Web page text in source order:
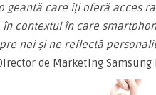
geantă care îți oferă acces
contextul în care
noi și ne reflectă
de Marketing